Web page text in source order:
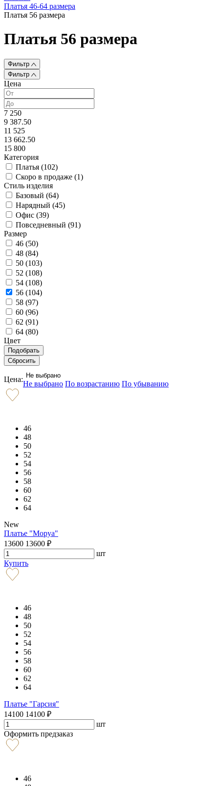
Платья 46-64 размера
Платья 56 размера
Платья 56 размера
Фильтр
Фильтр
Цена
7 250
9 387.50
11 525
13 662.50
15 800
Категория
Платья (102)
Скоро в продаже (1)
Стиль изделия
Базовый (64)
Нарядный (45)
Офис (39)
Повседневный (91)
Размер
46 (50)
48 (84)
50 (103)
52 (108)
54 (108)
56 (104)
58 (97)
60 (96)
62 (91)
64 (80)
Цвет
Цена: Не выбрано
Не выбрано По возрастанию По убыванию
46
48
50
52
54
56
58
60
62
64
New
Платье "Моруа"
13600 13600 ₽
шт
Купить
46
48
50
52
54
56
58
60
62
64
Платье "Гарсия"
14100 14100 ₽
шт
Оформить предзаказ
46